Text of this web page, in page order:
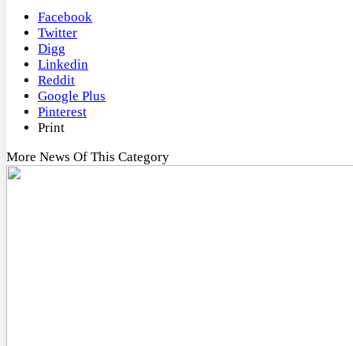
Facebook
Twitter
Digg
Linkedin
Reddit
Google Plus
Pinterest
Print
More News Of This Category